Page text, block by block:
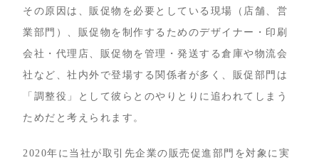
その原因は、販促物を必要としている現場（店舗、営
業部門）、販促物を制作するためのデザイナー・印刷
会社・代理店、販促物を管理・発送する倉庫や物流会
社など、社内外で登場する関係者が多く、販促部門は
「調整役」として彼らとのやりとりに追われてしまう
ためだと考えられます。
2020年に当社が取引先企業の販売促進部門を対象に実